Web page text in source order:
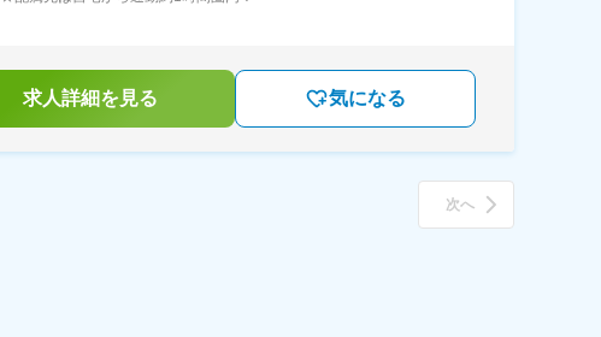
求人詳細を見る 気になる
次へ